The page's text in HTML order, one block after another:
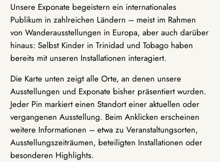
Unsere Exponate begeistern ein internationales
Publikum in zahlreichen Ländern – meist im Rahmen
von Wanderausstellungen in Europa, aber auch darüber
hinaus: Selbst Kinder in Trinidad und Tobago haben
bereits mit unseren Installationen interagiert.
Die Karte unten zeigt alle Orte, an denen unsere
Ausstellungen und Exponate bisher präsentiert wurden.
Jeder Pin markiert einen Standort einer aktuellen oder
vergangenen Ausstellung. Beim Anklicken erscheinen
weitere Informationen – etwa zu Veranstaltungsorten,
Ausstellungszeiträumen, beteiligten Installationen oder
besonderen Highlights.